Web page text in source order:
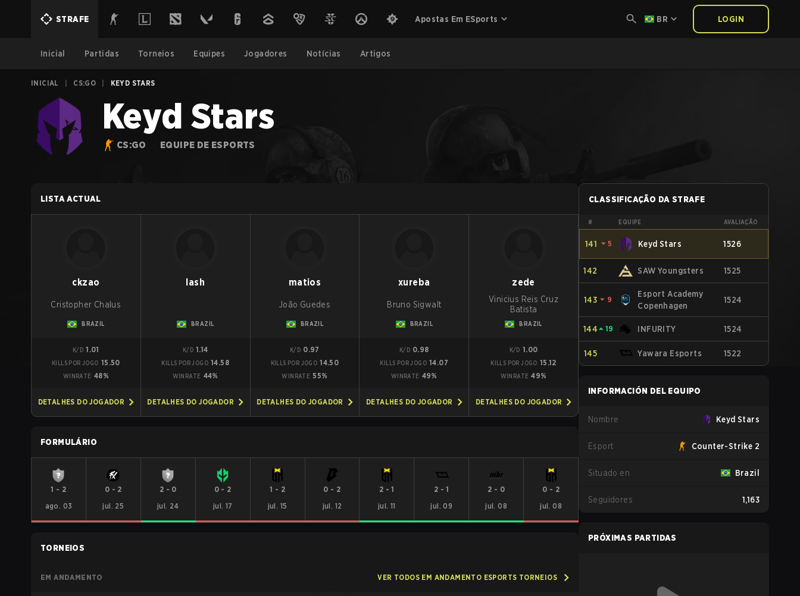
STRAFE Apostas Em ESports BR LOGIN
Inicial Partidas Torneios Equipes Jogadores Notícias Artigos
INICIAL CS:GO KEYD STARS
Keyd Stars
CS:GO EQUIPE DE ESPORTS
LISTA ACTUAL
ckzao
Cristopher Chalus
BRAZIL
K/D 1.01
KILLS POR JOGO 15.50
WINRATE 48%
DETALHES DO JOGADOR
lash
BRAZIL
K/D 1.14
KILLS POR JOGO 14.58
WINRATE 44%
DETALHES DO JOGADOR
matios
João Guedes
BRAZIL
K/D 0.97
KILLS POR JOGO 14.50
WINRATE 55%
DETALHES DO JOGADOR
xureba
Bruno Sigwalt
BRAZIL
K/D 0.98
KILLS POR JOGO 14.07
WINRATE 49%
DETALHES DO JOGADOR
zede
Vinicius Reis Cruz
Batista
BRAZIL
K/D 1.00
KILLS POR JOGO 15.12
WINRATE 49%
DETALHES DO JOGADOR
FORMULÁRIO
1 - 2
ago. 03
0 - 2
jul. 25
2 - 0
jul. 24
0 - 2
jul. 17
1 - 2
jul. 15
0 - 2
jul. 12
2 -1
jul. 11
2 -1
jul. 09
2 - 0
jul. 08
0 - 2
jul. 08
TORNEIOS
EM ANDAMENTO VER TODOS EM ANDAMENTO ESPORTS TORNEIOS
CLASSIFICAÇÃO DA STRAFE
# EQUIPE AVALIAÇÃO
141 ⏷ 5 Keyd Stars 1526
142 SAW Youngsters 1525
143 ⏷ 9
Esport Academy
Copenhagen
1524
144 ⏶ 19 INFURITY 1524
145 Yawara Esports 1522
INFORMACIÓN DEL EQUIPO
Nombre Keyd Stars
Esport Counter-Strike 2
Situado en Brazil
Seguidores 1,163
PRÓXIMAS PARTIDAS